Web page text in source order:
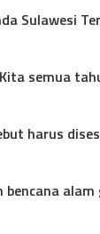
Sulawesi
semua
harus